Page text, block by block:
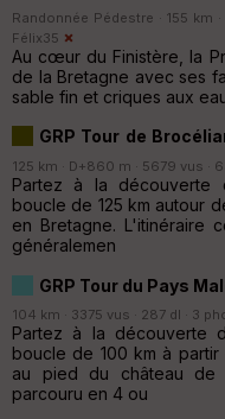
Randonnée Pédestre · 155 km
Félix35
Au cœur du Finistère, la
de la Bretagne avec ses
sable fin et criques aux
GRP Tour de
125 km · D+860 m · 5679 vus ·
Partez à la découverte
boucle de 125 km autour
en Bretagne. L'itinéraire
généralemen
GRP Tour du Pays
104 km · 3375 vus · 287 dl · 3
Partez à la découverte
boucle de 100 km à partir
au pied du château de
parcouru en 4 ou